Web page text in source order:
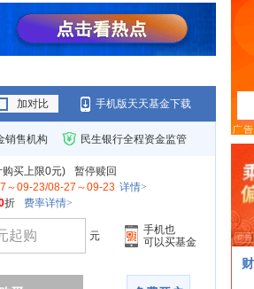
加对比 手机版天天基金下载
销售机构 民生银行全程资金监管
买上限0元)
暂停赎回
～09-23/08-27～09-23 详情>
折 费率详情>
元
手机也
可以买基金